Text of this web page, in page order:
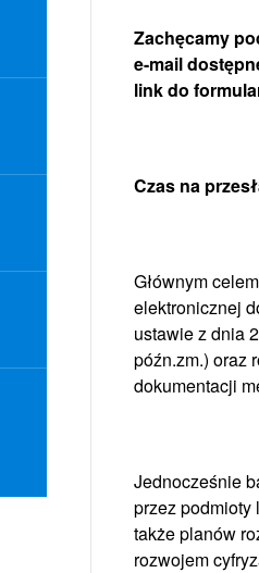
Zachęcamy
e-mail
link do
Czas na
Głównym
elektronicznej
ustawie z dnia
późn.zm.) oraz
dokumentacji
Jednocześnie
przez podmioty
także planów
rozwojem